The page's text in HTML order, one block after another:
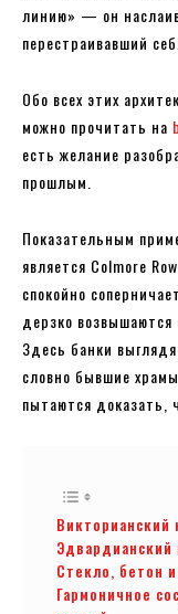
линию» — он
перестраивавший
Обо всех этих
можно прочитать на
есть желание
прошлым.
Показательным
является Colmore
спокойно
дерзко возвышаются
Здесь банки
словно бывшие
пытаются доказать,
Викторианский
Эдвардианский
Стекло, бетон
Гармоничное